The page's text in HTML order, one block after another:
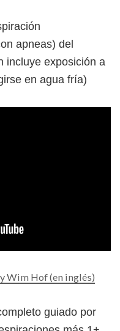
apneas) del
incluye exposición a
en agua fría)
Wim Hof (en inglés)
guiado por